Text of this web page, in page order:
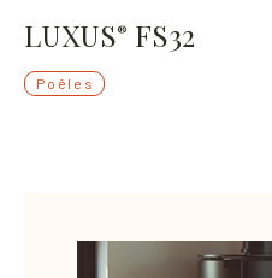
LUXUS® FS32
Poêles